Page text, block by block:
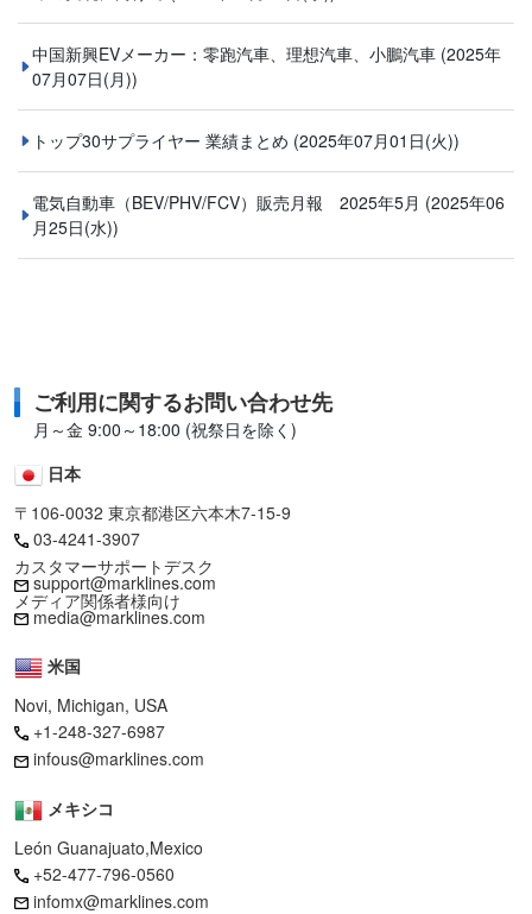
中国新興EVメーカー：零跑汽車、理想汽車、小鵬汽車 (2025年
07月07日(月))
トップ30サプライヤー 業績まとめ (2025年07月01日(火))
電気自動車（BEV/PHV/FCV）販売月報 2025年5月 (2025年06
月25日(水))
ご利用に関するお問い合わせ先
月～金 9:00～18:00 (祝祭日を除く)
日本
〒106-0032 東京都港区六本木7-15-9
03-4241-3907
カスタマーサポートデスク
support@marklines.com
メディア関係者様向け
media@marklines.com
米国
Novi, Michigan, USA
+1-248-327-6987
infous@marklines.com
メキシコ
León Guanajuato,Mexico
+52-477-796-0560
infomx@marklines.com